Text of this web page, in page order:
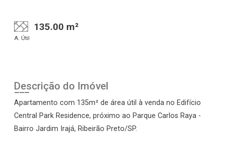
135.00 m²
A. Útil
Descrição do Imóvel
Apartamento com 135m² de área útil à venda no Edifício
Central Park Residence, próximo ao Parque Carlos Raya -
Bairro Jardim Irajá, Ribeirão Preto/SP.